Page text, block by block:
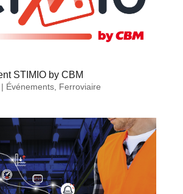
STIMIO by CBM
| Événements, Ferroviaire